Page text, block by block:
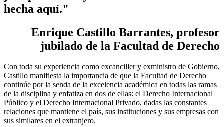
hecha aquí."
Enrique Castillo Barrantes, profesor
jubilado de la Facultad de Derecho
Con toda su experiencia como excanciller y exministro de Gobierno,
Castillo manifiesta la importancia de que la Facultad de Derecho
continúe por la senda de la excelencia académica en todas las ramas
de la disciplina y enfatiza en dos de ellas: el Derecho Internacional
Público y el Derecho Internacional Privado, dadas las constantes
relaciones que mantiene el país, sus instituciones y sus empresas con
sus similares en el extranjero.